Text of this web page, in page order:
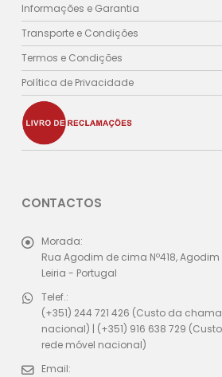
Informações e Garantia
Transporte e Condições
Termos e Condições
Política de Privacidade
CONTACTOS
Morada:
Rua Agodim de cima Nº418,
Leiria - Portugal
Telef.:
(+351) 244 721 426 (Custo da
nacional) | (+351) 916 638 729
rede móvel nacional)
Email: